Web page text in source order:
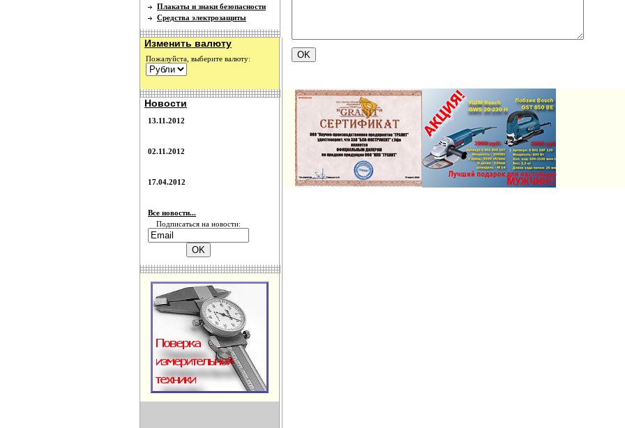
Плакаты и знаки безопасности
Средства электрозащиты
Изменить валюту
Пожалуйста, выберите валюту:
Новости
13.11.2012
02.11.2012
17.04.2012
Все новости...
Подписаться на новости: